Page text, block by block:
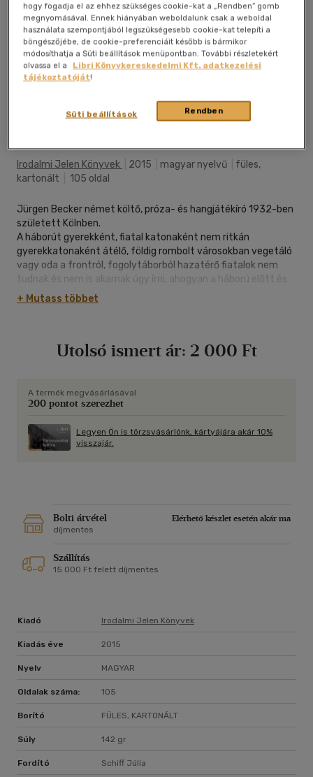
Kívánságlistához adom
Irodalmi Jelen Könyvek 2015 magyar nyelvű
füles,
kartonált
105 oldal
Jürgen Becker német költő, próza- és hangjátékíró 1932-ben
született Kölnben.
A háborút gyerekként, fiatal katonaként nem ritkán
gyerekkatonaként átélő, földig rombolt városokban vegetáló
vagy oda a frontról, fogolytáborból hazatérő fiatalok nem
tudnak és nem is akarnak úgy írni, ahogyan a háború előtt és
alatt lehetett, illetve kellett. Elutasítanak minden pátoszt,
agitációt és spekulációt, s a puszta tények, a tárgyi valóság
finomodva és átszűrve, lényegében mindvégig megmarad ez
+ Mutass többet
Utolsó ismert ár: 2 000 Ft
A termék megvásárlásával
200 pontot szerezhet
Legyen Ön is törzsvásárlónk, kártyájára akár 10%
visszajár.
Bolti átvétel
Elérhető készlet esetén akár ma
díjmentes
Szállítás
15 000 Ft felett díjmentes
Kiadó Irodalmi Jelen Könyvek
Kiadás éve 2015
Nyelv MAGYAR
Oldalak száma: 105
Borító FÜLES, KARTONÁLT
Súly 142 gr
Fordító Schiff Júlia
hogy fogadja el az ehhez szükséges cookie-kat a „Rendben” gomb
megnyomásával. Ennek hiányában weboldalunk csak a weboldal
használata szempontjából legszükségesebb cookie-kat telepíti a
böngészőjébe, de cookie-preferenciáit később is bármikor
módosíthatja a Süti beállítások menüpontban. További részletekért
olvassa el a
Libri Könyvkereskedelmi Kft. adatkezelési
tájékoztatóját!
Rendben
Süti beállítások